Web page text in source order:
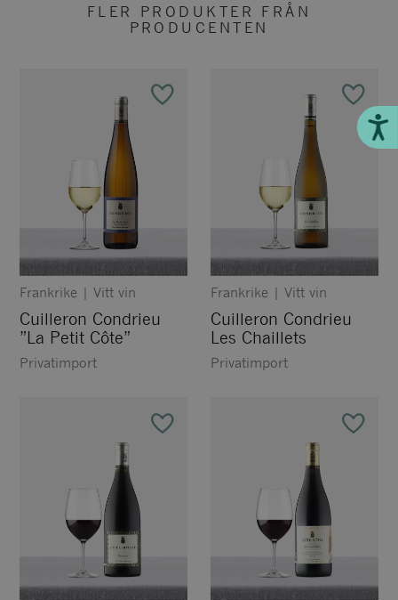
FLER PRODUKTER FRÅN
PRODUCENTEN
Frankrike |Vitt vin
Cuilleron Condrieu
”La Petit Côte”
Privatimport
Frankrike |Vitt vin
Cuilleron Condrieu
Les Chaillets
Privatimport